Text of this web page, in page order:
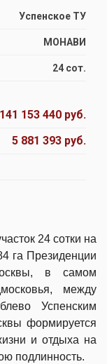
Успенское ТУ
МОНАВИ
24 сот.
141 153 440 руб.
5 881 393 руб.
24 сотки на
га Президенции
в самом
между
Успенским
формируется
и отдыха на
подлинность.